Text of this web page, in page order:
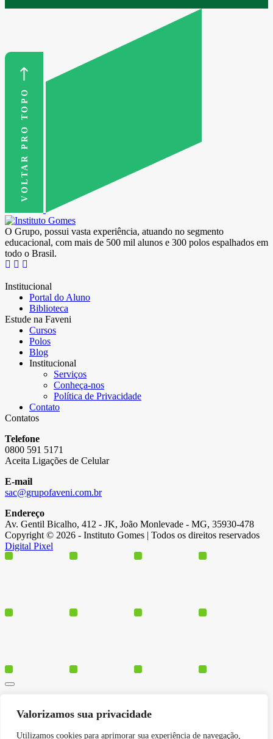
Valorizamos sua privacidade
Utilizamos cookies para aprimorar sua experiência de navegação,
VOLTAR PRO TOPO
O Grupo, possui vasta experiência, atuando no segmento
educacional, com mais de 500 mil alunos e 300 polos espalhados em
todo o Brasil.
Institucional
Portal do Aluno
Biblioteca
Estude na Faveni
Cursos
Polos
Blog
Institucional
Serviços
Conheça-nos
Política de Privacidade
Contato
Contatos
Telefone
0800 591 5171
Aceita Ligações de Celular
E-mail
sac@grupofaveni.com.br
Endereço
Av. Gentil Bicalho, 412 - JK, João Monlevade - MG, 35930-478
Copyright © 2026 - Instituto Gomes | Todos os direitos reservados
Digital Pixel
Polos
Institucional